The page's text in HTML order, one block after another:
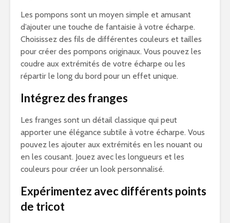
Les pompons sont un moyen simple et amusant
d’ajouter une touche de fantaisie à votre écharpe.
Choisissez des fils de différentes couleurs et tailles
pour créer des pompons originaux. Vous pouvez les
coudre aux extrémités de votre écharpe ou les
répartir le long du bord pour un effet unique.
Intégrez des franges
Les franges sont un détail classique qui peut
apporter une élégance subtile à votre écharpe. Vous
pouvez les ajouter aux extrémités en les nouant ou
en les cousant. Jouez avec les longueurs et les
couleurs pour créer un look personnalisé.
Expérimentez avec différents points
de tricot